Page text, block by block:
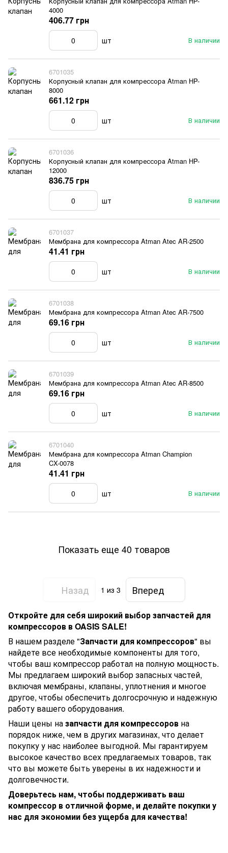
4000
В наличии
406.77 грн
шт
6701035
Корпусный клапан для компрессора Atman HP-
8000
В наличии
661.12 грн
шт
6701036
Корпусный клапан для компрессора Atman HP-
12000
В наличии
836.75 грн
шт
6701037
Мембрана для компрессора Atman Atec AR-2500
В наличии
41.41 грн
шт
6701038
Мембрана для компрессора Atman Atec AR-7500
В наличии
69.16 грн
шт
6701039
Мембрана для компрессора Atman Atec AR-8500
В наличии
69.16 грн
шт
6701040
Мембрана для компрессора Atman Champion
CX-0078
В наличии
41.41 грн
шт
Показать еще 40 товаров
Назад 1 из 3 Вперед
Откройте для себя широкий выбор запчастей для
компрессоров в OASIS SALE!
В нашем разделе "Запчасти для компрессоров" вы
найдете все необходимые компоненты для того,
чтобы ваш компрессор работал на полную мощность.
Мы предлагаем широкий выбор запасных частей,
включая мембраны, клапаны, уплотнения и многое
другое, чтобы обеспечить долгосрочную и надежную
работу вашего оборудования.
Наши цены назапчасти для компрессоров на
порядок ниже, чем в других магазинах, что делает
покупку у нас наиболее выгодной. Мы гарантируем
высокое качество всех предлагаемых товаров, так
что вы можете быть уверены в их надежности и
долговечности.
Доверьтесь нам, чтобы поддерживать ваш
компрессор в отличной форме, и делайте покупки у
нас для экономии без ущерба для качества!